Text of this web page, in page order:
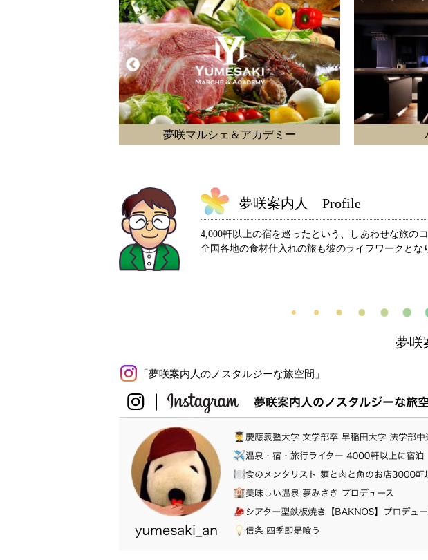
バクノス 南房総
夢咲案内人 Profile
4,000軒以上の宿を巡ったという、しあわせな旅の
全国各地の食材仕入れの旅も彼のライフワークとな
夢咲
「夢咲案内人のノスタルジーな旅空間」